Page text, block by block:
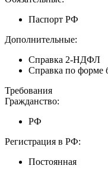
Паспорт РФ
Дополнительные:
Справка 2-НДФЛ
Справка по форме
Требования
Гражданство:
РФ
Регистрация в РФ:
Постоянная